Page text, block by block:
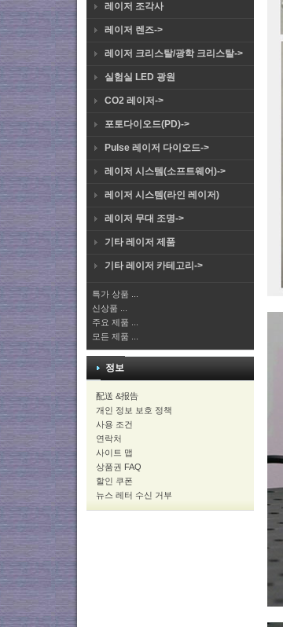
레이저 조각사
레이저 렌즈->
레이저 크리스탈/광학 크리스탈->
실험실 LED 광원
CO2 레이저->
포토다이오드(PD)->
Pulse 레이저 다이오드->
레이저 시스템(소프트웨어)->
레이저 시스템(라인 레이저)
레이저 무대 조명->
기타 레이저 제품
기타 레이저 카테고리->
특가 상품 ...
신상품 ...
주요 제품 ...
모든 제품 ...
정보
配送 &报告
개인 정보 보호 정책
사용 조건
연락처
사이트 맵
상품권 FAQ
할인 쿠폰
뉴스 레터 수신 거부